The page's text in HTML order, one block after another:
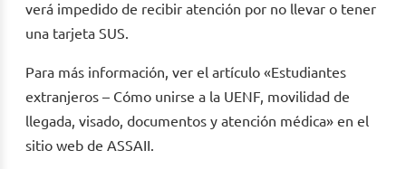
verá impedido de recibir atención por no llevar o tener
una tarjeta SUS.
Para más información, ver el artículo «Estudiantes
extranjeros – Cómo unirse a la UENF, movilidad de
llegada, visado, documentos y atención médica» en el
sitio web de ASSAII.